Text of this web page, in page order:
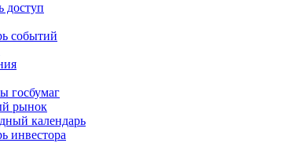
доступ
событий
госбумаг
рынок
календарь
инвестора